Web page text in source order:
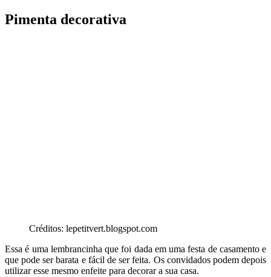
Pimenta decorativa
Créditos: lepetitvert.blogspot.com
Essa é uma lembrancinha que foi dada em uma festa de casamento e
que pode ser barata e fácil de ser feita. Os convidados podem depois
utilizar esse mesmo enfeite para decorar a sua casa.